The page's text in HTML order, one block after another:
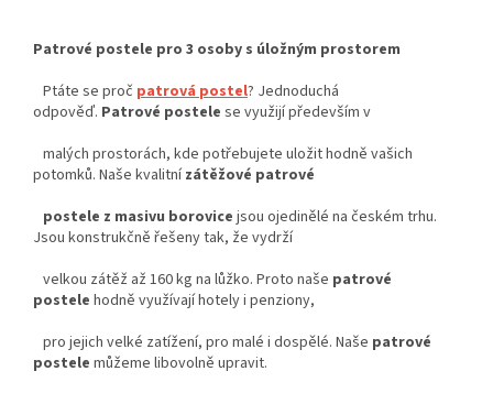
Patrové postele pro 3 osoby s úložným prostorem
Ptáte se proč patrová postel? Jednoduchá
odpověď. Patrové postele se využijí především v
malých prostorách, kde potřebujete uložit hodně vašich
potomků. Naše kvalitní zátěžové patrové
postele z masivu borovice jsou ojedinělé na českém trhu.
Jsou konstrukčně řešeny tak, že vydrží
velkou zátěž až 160 kg na lůžko. Proto naše patrové
postele hodně využívají hotely i penziony,
pro jejich velké zatížení, pro malé i dospělé. Naše patrové
postele můžeme libovolně upravit.